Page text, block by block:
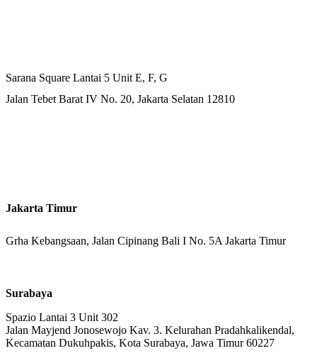
Sarana Square Lantai 5 Unit E, F, G
Jalan Tebet Barat IV No. 20, Jakarta Selatan 12810
Jakarta Timur
Grha Kebangsaan, Jalan Cipinang Bali I No. 5A Jakarta Timur
Surabaya
Spazio Lantai 3 Unit 302
Jalan Mayjend Jonosewojo Kav. 3. Kelurahan Pradahkalikendal,
Kecamatan Dukuhpakis, Kota Surabaya, Jawa Timur 60227